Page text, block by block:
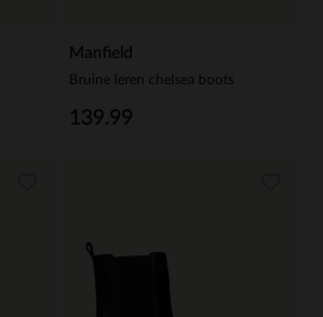
Manfield
Bruine leren chelsea boots
139.99